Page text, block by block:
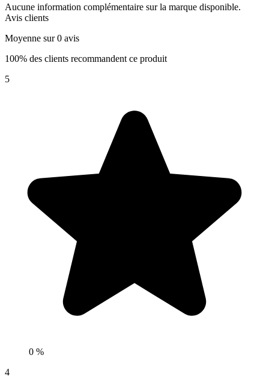
Aucune information complémentaire sur la marque disponible.
Avis clients
Moyenne sur 0 avis
100% des clients recommandent ce produit
5
0 %
4